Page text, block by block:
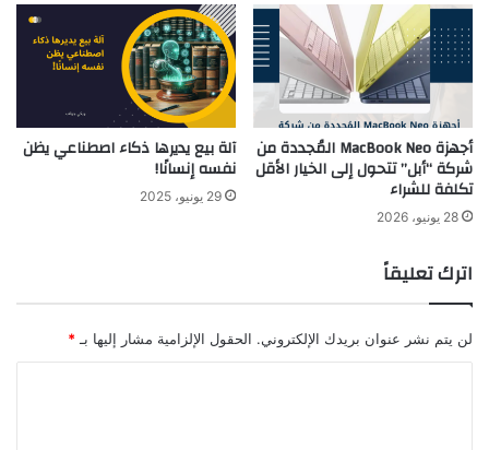
أجهزة MacBook Neo المُجددة من
شركة “أبل” تتحول إلى الخيار الأقل
تكلفة للشراء
28 يونيو، 2026
آلة بيع يديرها ذكاء اصطناعي يظن
نفسه إنسانًا!
29 يونيو، 2025
اترك تعليقاً
لن يتم نشر عنوان بريدك الإلكتروني. الحقول الإلزامية مشار إليها بـ *